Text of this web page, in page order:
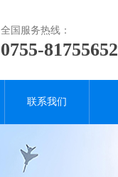
全国服务热线：
0755-81755652
联系我们